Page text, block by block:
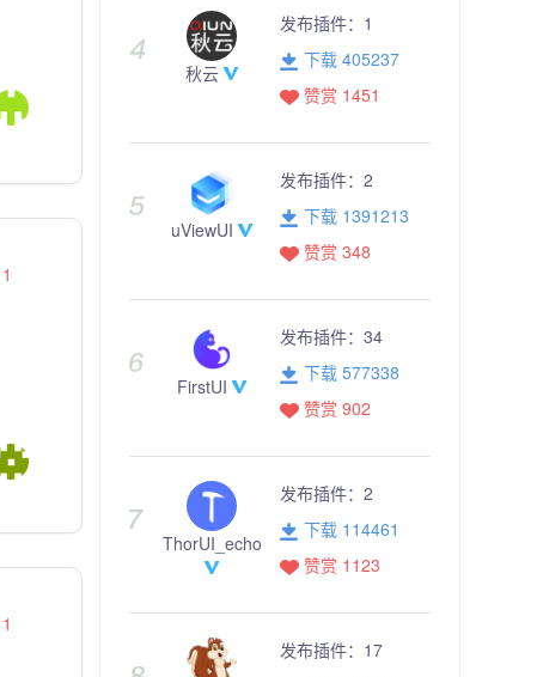
1
1
秋云
发布插件： 1
下载 405237
赞赏 1451
uViewUI
发布插件： 2
下载 1391213
赞赏 348
FirstUI
发布插件： 34
下载 577338
赞赏 902
ThorUI_echo
发布插件： 2
下载 114461
赞赏 1123
发布插件： 17